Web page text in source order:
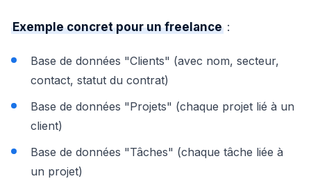
Exemple concret pour un freelance :
Base de données "Clients" (avec nom, secteur,
contact, statut du contrat)
Base de données "Projets" (chaque projet lié à un
client)
Base de données "Tâches" (chaque tâche liée à
un projet)